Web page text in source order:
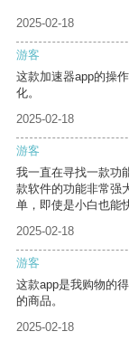
2025-02-18
游客
这款加速器app的操
化。
2025-02-18
游客
我一直在寻找一款功
款软件的功能非常强
单，即使是小白也能
2025-02-18
游客
这款app是我购物的
的商品。
2025-02-18